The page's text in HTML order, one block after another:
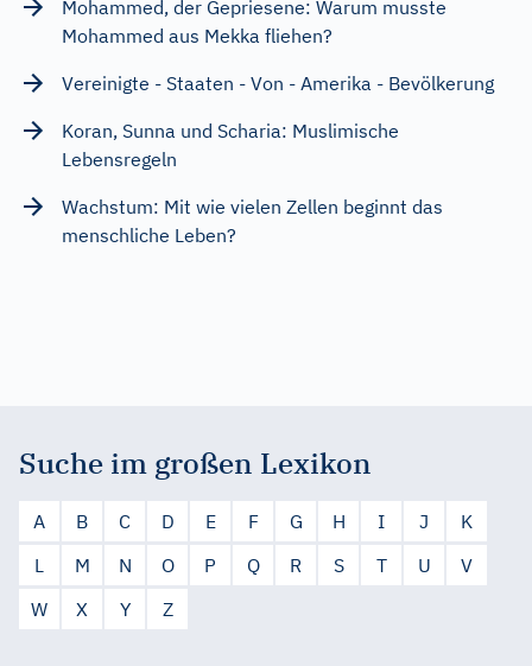
Mohammed, der Gepriesene: Warum musste
Mohammed aus Mekka fliehen?
Vereinigte - Staaten - Von - Amerika - Bevölkerung
Koran, Sunna und Scharia: Muslimische
Lebensregeln
Wachstum: Mit wie vielen Zellen beginnt das
menschliche Leben?
Suche im großen Lexikon
A B C D E F G H I J
K
L
M N O P Q R S T U
V
W
X Y Z